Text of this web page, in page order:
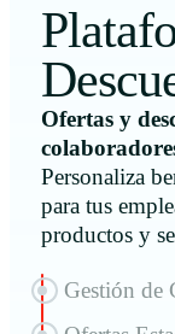
Ofertas y
Personaliza
para tus
productos y
Gestión de